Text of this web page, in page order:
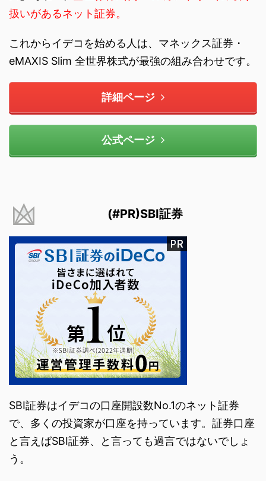
扱いがあるネット証券。
これからイデコを始める人は、マネックス証券・
eMAXIS Slim 全世界株式が最強の組み合わせです。
詳細ページ
公式ページ
(#PR)SBI証券
SBI証券はイデコの口座開設数No.1のネット証券
で、多くの投資家が口座を持っています。証券口座
と言えばSBI証券、と言っても過言ではないでしょ
う。